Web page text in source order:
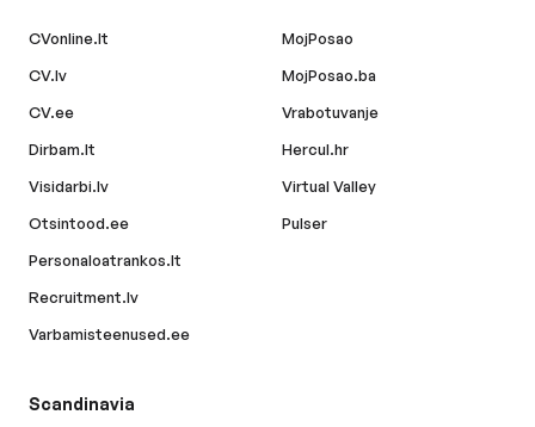
CVonline.lt
CV.lv
CV.ee
Dirbam.lt
Visidarbi.lv
Otsintood.ee
Personaloatrankos.lt
Recruitment.lv
Varbamisteenused.ee
MojPosao
MojPosao.ba
Vrabotuvanje
Hercul.hr
Virtual Valley
Pulser
Scandinavia